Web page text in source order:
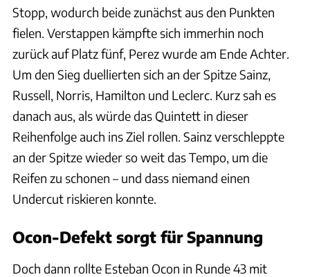
Stopp, wodurch beide zunächst aus den Punkten
fielen. Verstappen kämpfte sich immerhin noch
zurück auf Platz fünf, Perez wurde am Ende Achter.
Um den Sieg duellierten sich an der Spitze Sainz,
Russell, Norris, Hamilton und Leclerc. Kurz sah es
danach aus, als würde das Quintett in dieser
Reihenfolge auch ins Ziel rollen. Sainz verschleppte
an der Spitze wieder so weit das Tempo, um die
Reifen zu schonen – und dass niemand einen
Undercut riskieren konnte.
Ocon-Defekt sorgt für Spannung
Doch dann rollte Esteban Ocon in Runde 43 mit